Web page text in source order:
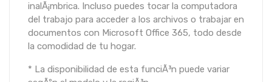
inalÃ¡mbrica. Incluso puedes tocar la computadora
del trabajo para acceder a los archivos o trabajar en
documentos con Microsoft Office 365, todo desde
la comodidad de tu hogar.
* La disponibilidad de esta funciÃ³n puede variar